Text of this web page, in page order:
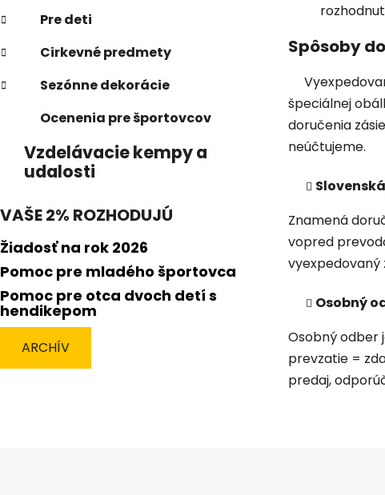
Pre deti
Cirkevné predmety
Sezónne dekorácie
Ocenenia pre športovcov
Vzdelávacie kempy a
udalosti
VAŠE 2% ROZHODUJÚ
Žiadosť na rok 2026
Pomoc pre mladého športovca
Pomoc pre otca dvoch detí s
hendikepom
ARCHÍV
Spôsoby
špeciálnej
doručenia
neúčtujeme.
Znamená
vopred
vyexpedovaný
Osobný
Osobný odber
prevzatie =
predaj,